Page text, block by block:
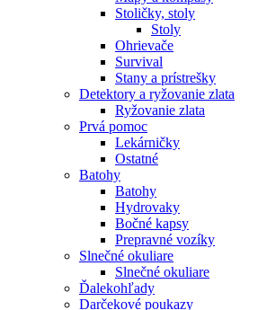
Stoličky, stoly
Stoly
Ohrievače
Survival
Stany a prístrešky
Detektory a ryžovanie zlata
Ryžovanie zlata
Prvá pomoc
Lekárničky
Ostatné
Batohy
Batohy
Hydrovaky
Bočné kapsy
Prepravné vozíky
Slnečné okuliare
Slnečné okuliare
Ďalekohľady
Darčekové poukazy